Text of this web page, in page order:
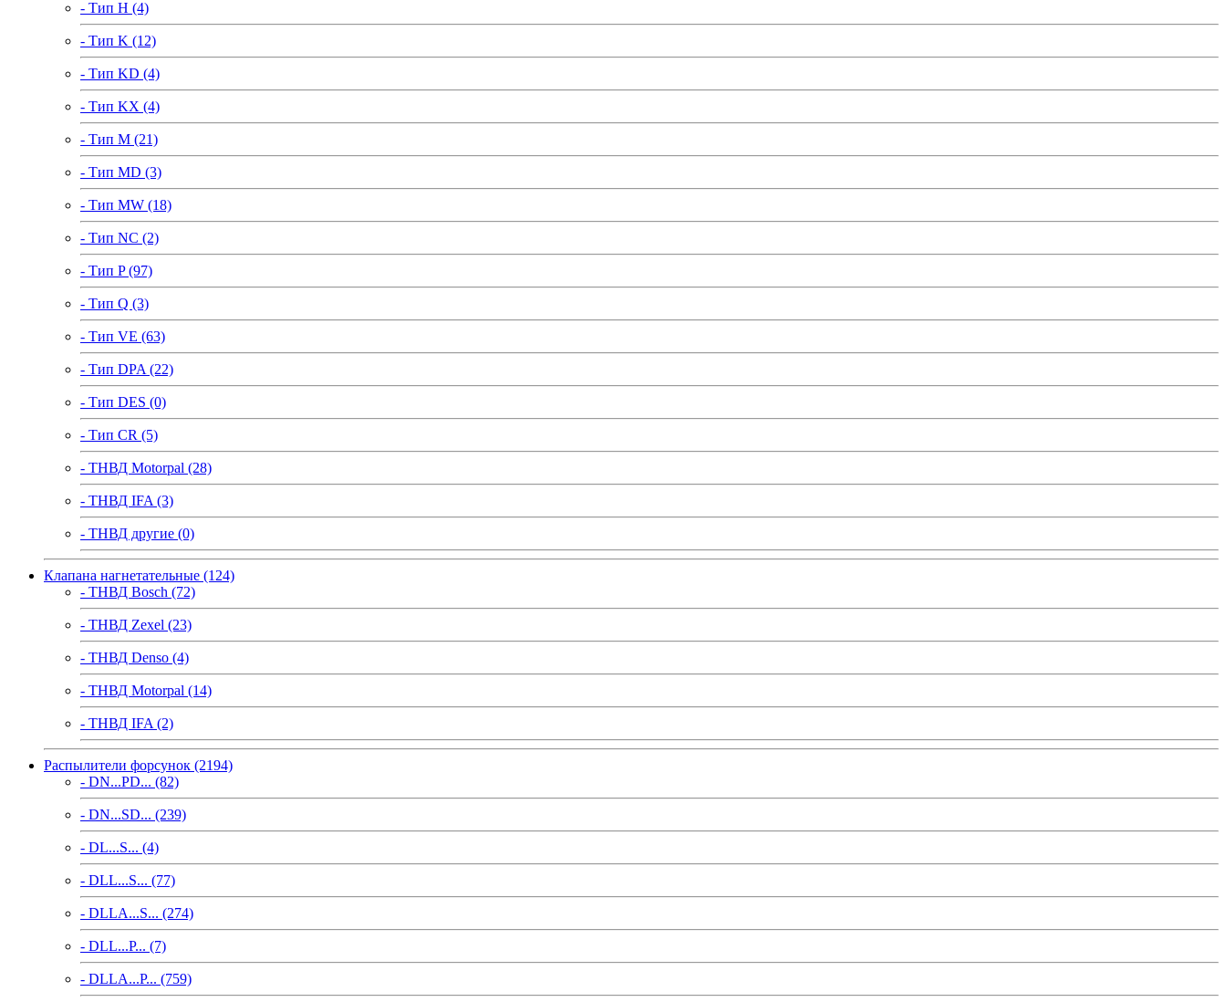
- Тип H (4)
- Тип K (12)
- Тип KD (4)
- Тип KX (4)
- Тип M (21)
- Тип MD (3)
- Тип MW (18)
- Тип NC (2)
- Тип P (97)
- Тип Q (3)
- Тип VE (63)
- Тип DPA (22)
- Тип DES (0)
- Тип CR (5)
- ТНВД Motorpal (28)
- ТНВД IFA (3)
- ТНВД другие (0)
Клапана нагнетательные (124)
- ТНВД Bosch (72)
- ТНВД Zexel (23)
- ТНВД Denso (4)
- ТНВД Motorpal (14)
- ТНВД IFA (2)
Распылители форсунок (2194)
- DN...PD... (82)
- DN...SD... (239)
- DL...S... (4)
- DLL...S... (77)
- DLLA...S... (274)
- DLL...P... (7)
- DLLA...P... (759)